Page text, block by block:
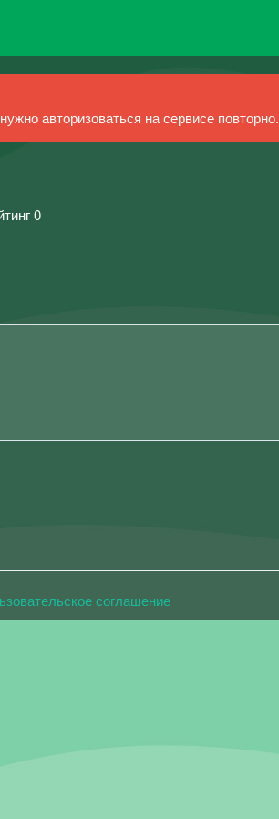
авторизоваться на сервисе повторно.
0
соглашение